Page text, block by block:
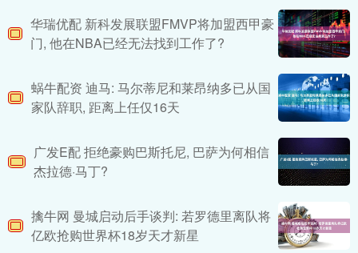
华瑞优配 新科发展联盟FMVP将加盟西甲豪
门, 他在NBA已经无法找到工作了?
蜗牛配资 迪马: 马尔蒂尼和莱昂纳多已从国
家队辞职, 距离上任仅16天
广发E配 拒绝豪购巴斯托尼, 巴萨为何相信
杰拉德·马丁?
擒牛网 曼城启动后手谈判: 若罗德里离队将
亿欧抢购世界杯18岁天才新星